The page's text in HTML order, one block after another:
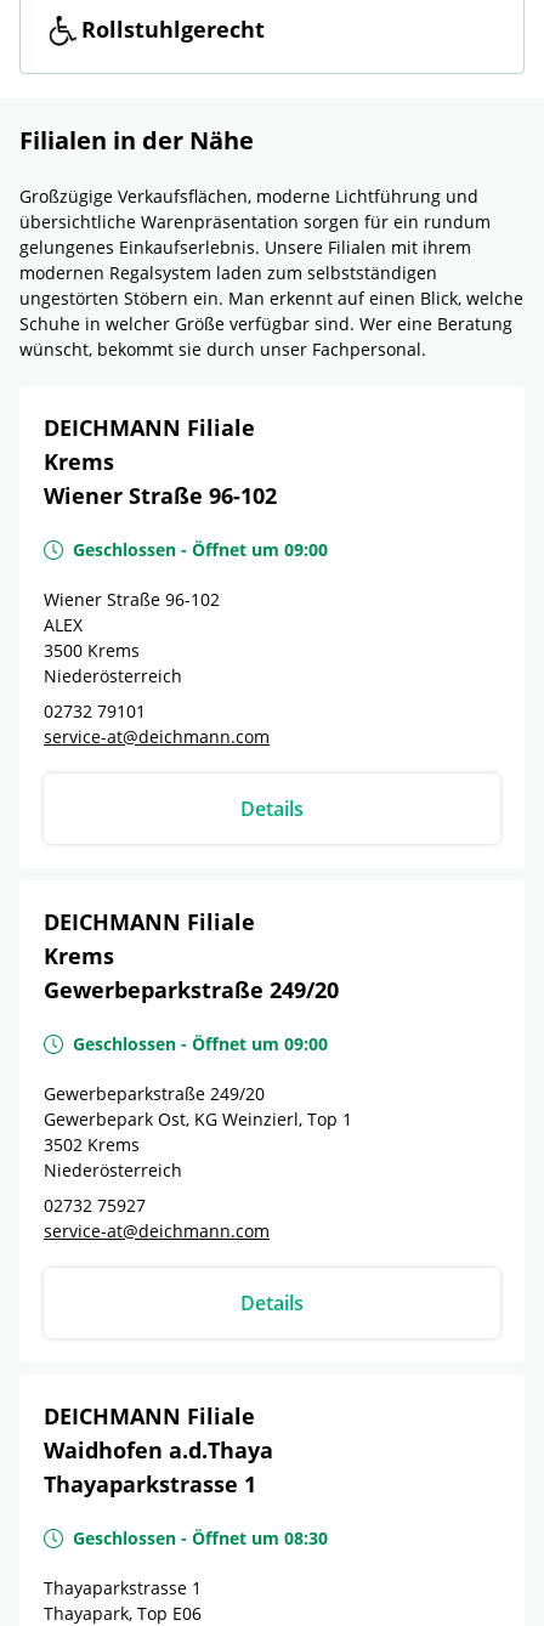
Rollstuhlgerecht
Filialen in der Nähe
Großzügige Verkaufsflächen, moderne Lichtführung und
übersichtliche Warenpräsentation sorgen für ein rundum
gelungenes Einkaufserlebnis. Unsere Filialen mit ihrem
modernen Regalsystem laden zum selbstständigen
ungestörten Stöbern ein. Man erkennt auf einen Blick, welche
Schuhe in welcher Größe verfügbar sind. Wer eine Beratung
wünscht, bekommt sie durch unser Fachpersonal.
DEICHMANN Filiale
Krems
Wiener Straße 96-102
Geschlossen - Öffnet um 09:00
Wiener Straße 96-102
ALEX
3500 Krems
Niederösterreich
02732 79101
service-at@deichmann.com
Details
DEICHMANN Filiale
Krems
Gewerbeparkstraße 249/20
Geschlossen - Öffnet um 09:00
Gewerbeparkstraße 249/20
Gewerbepark Ost, KG Weinzierl, Top 1
3502 Krems
Niederösterreich
02732 75927
service-at@deichmann.com
Details
DEICHMANN Filiale
Waidhofen a.d.Thaya
Thayaparkstrasse 1
Geschlossen - Öffnet um 08:30
Thayaparkstrasse 1
Thayapark, Top E06